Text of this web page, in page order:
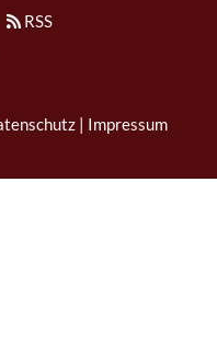
RSS
| Impressum